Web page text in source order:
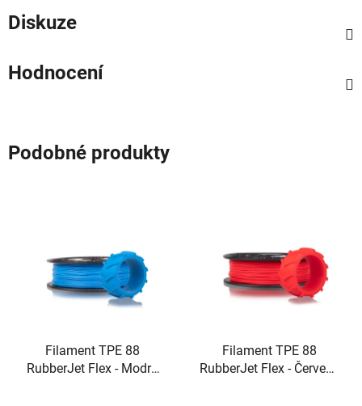
Diskuze
Hodnocení
Podobné produkty
Filament TPE 88
RubberJet Flex - Modrá
Filament TPE 88
RubberJet Flex - Červená